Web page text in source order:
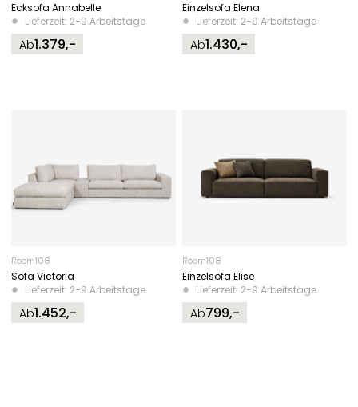
Ecksofa Annabelle
Lieferzeit: 2-9 Arbeitstage
Ab1.379,-
Einzelsofa Elena
Lieferzeit: 2-9 Arbeitstage
Ab1.430,-
Room108
Sofa Victoria
Lieferzeit: 2-9 Arbeitstage
Ab1.452,-
Room108
Einzelsofa Elise
Lieferzeit: 2-9 Arbeitstage
Ab799,-